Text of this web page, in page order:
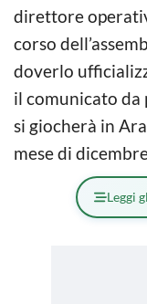
direttore
corso
doverlo
il comunicato da
si giocherà in
mese di
Leggi